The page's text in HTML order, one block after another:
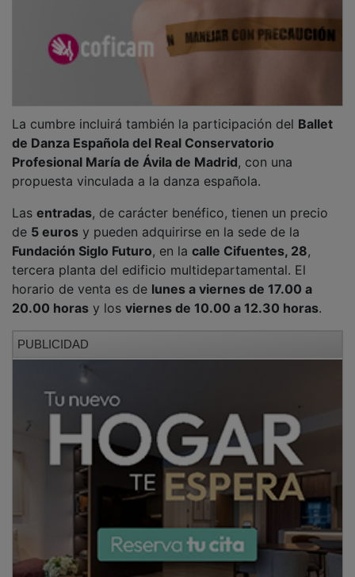
de Danza Española del Real Conservatorio
Profesional María de Ávila de Madrid, con una
propuesta vinculada a la danza española.
de5 eurosy pueden adquirirse en la sede de la
Fundación Siglo Futuro, en lacalle Cifuentes, 28
tercera planta del edificio multidepartamental. El
horario de venta es delunes a viernes de 17.00 a
20.00 horasy losviernes de 10.00 a 12.30 horas
Con esta nueva edición, la Fundación Siglo Futuro
mantiene una de sus citas culturales más consolidadas
en Guadalajara.
NOTICIAS RELACIONADAS